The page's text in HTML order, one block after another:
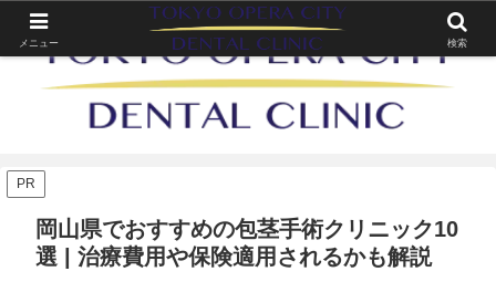
PR
岡山県でおすすめの包茎手術クリニック10
選 | 治療費用や保険適用されるかも解説
メニュー 検索